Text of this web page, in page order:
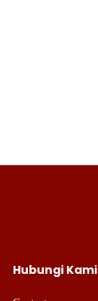
Hubungi Kami